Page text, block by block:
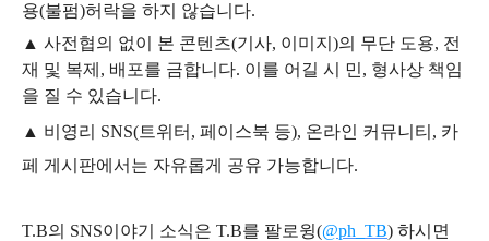
용(불펌)허락을 하지 않습니다.
▲ 사전협의 없이 본 콘텐츠(기사, 이미지)의 무단 도용, 전
재 및 복제, 배포를 금합니다. 이를 어길 시 민, 형사상 책임
을 질 수 있습니다.
▲ 비영리 SNS(트위터, 페이스북 등), 온라인 커뮤니티, 카
페 게시판에서는 자유롭게 공유 가능합니다.
T.B의 SNS이야기 소식은 T.B를 팔로윙(@ph_TB) 하시면